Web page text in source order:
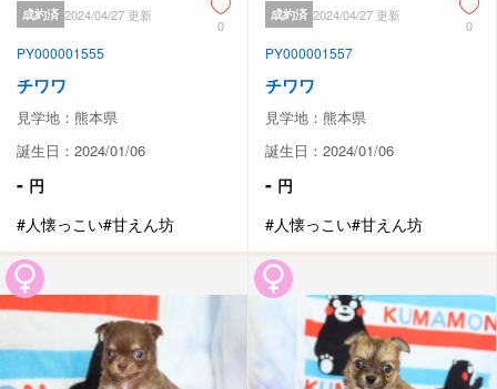
成約済 2024/04/27 更新
0
PY000001555
チワワ
見学地：熊本県
誕生日：2024/01/06
- 円
#人懐っこい#甘えん坊
成約済 2024/04/27 更新
0
PY000001557
チワワ
見学地：熊本県
誕生日：2024/01/06
- 円
#人懐っこい#甘えん坊